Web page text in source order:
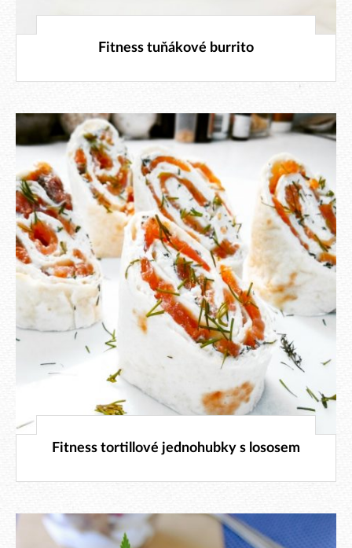
7. 1. 2025
Fitness tuňákové burrito
26. 12. 2024
Fitness tortillové jednohubky s lososem